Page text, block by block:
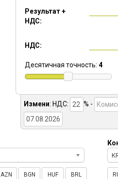
Результат +
НДС:
НДС:
Десятичная точность: 4
Измени: НДС: % -
AZN BGN HUF BRL